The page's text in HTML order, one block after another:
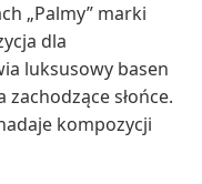
„Palmy” marki
dla
luksusowy basen
słońce.
kompozycji